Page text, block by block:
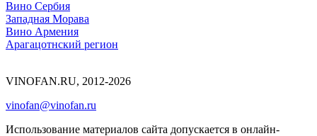
Вино Сербия
Западная Морава
Вино Армения
Арагацотнский регион
VINOFAN.RU, 2012-2026
vinofan@vinofan.ru
Использование материалов сайта допускается в онлайн-